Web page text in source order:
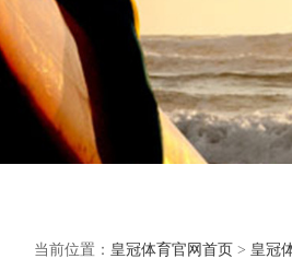
当前位置： 皇冠体育官网首页 > 皇冠